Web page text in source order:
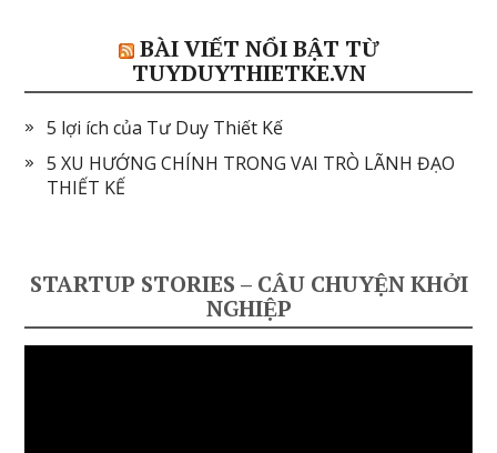
BÀI VIẾT NỔI BẬT TỪ
TUYDUYTHIETKE.VN
5 lợi ích của Tư Duy Thiết Kế
5 XU HƯỚNG CHÍNH TRONG VAI TRÒ LÃNH ĐẠO
THIẾT KẾ
STARTUP STORIES – CÂU CHUYỆN KHỞI
NGHIỆP